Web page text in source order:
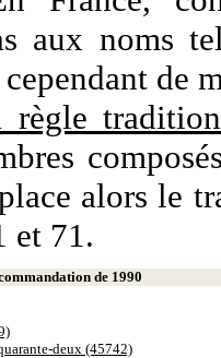
aux noms
de
règle
alors le
et 71.
de 1990
deux (45742)